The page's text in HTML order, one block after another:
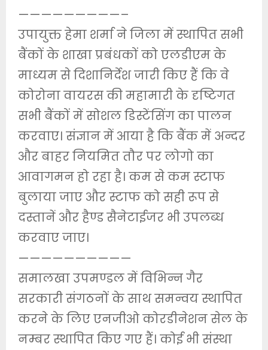
—————————–
उपायुक्त हेमा शर्मा ने जिला में स्थापित सभी
बैंकों के शाखा प्रबंधकों को एलडीएम के
माध्यम से दिशानिर्देश जारी किए हैं कि वे
कोरोना वायरस की महामारी के दृष्टिगत
सभी बैंकों में सोशल डिस्टेंसिंग का पालन
करवाए। संज्ञान में आया है कि बैंक में अन्दर
और बाहर नियमित तौर पर लोगो का
आवागमन हो रहा है। कम से कम स्टाफ
बुलाया जाए और स्टाफ को सही रूप से
दस्तानें और हैण्ड सैनेटाईजर भी उपलब्ध
करवाए जाए।
——————————
समालखा उपमण्डल में विभिन्न गैर
सरकारी संगठनों के साथ समन्वय स्थापित
करने के लिए एनजीओ कोरडीनेशन सेल के
नम्बर स्थापित किए गए हैं। कोई भी संस्था